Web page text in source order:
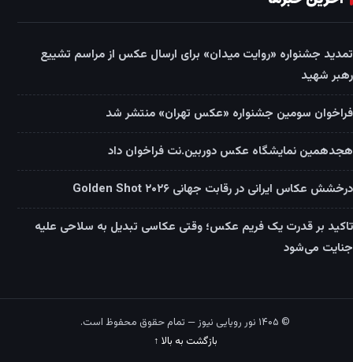
تمدید جشنواره «روایت میدان» برای ارسال عکس از مراسم تشییع
رهبر شهید
فراخوان سومین جشنواره «عکس تهران» منتشر شد
هجدهمین نمایشگاه عکس دوربین.نت فراخوان داد
درخشش عکاس ایرانی در رقابت جهانی Golden Shot ۲۰۲۶
تاکید بر قدرت یک فریم عکس؛ وقتی عکاسی تبدیل به سلاحی علیه
جنایت می‌شود
© ۱۴۰۵ نور رویایی نیوز — تمام حقوق محفوظ است.
بازگشت به بالا ↑